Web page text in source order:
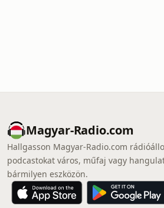
Magyar-Radio.com
Hallgasson Magyar-Radio.com
podcastokat város, műfaj vagy
bármilyen eszközön.